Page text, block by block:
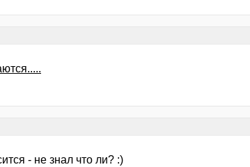
- не знал что ли? :)